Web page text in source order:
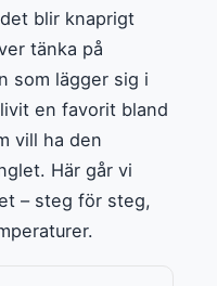
blir knaprigt
tänka på
som lägger sig i
en favorit bland
vill ha den
Här går vi
– steg för steg,